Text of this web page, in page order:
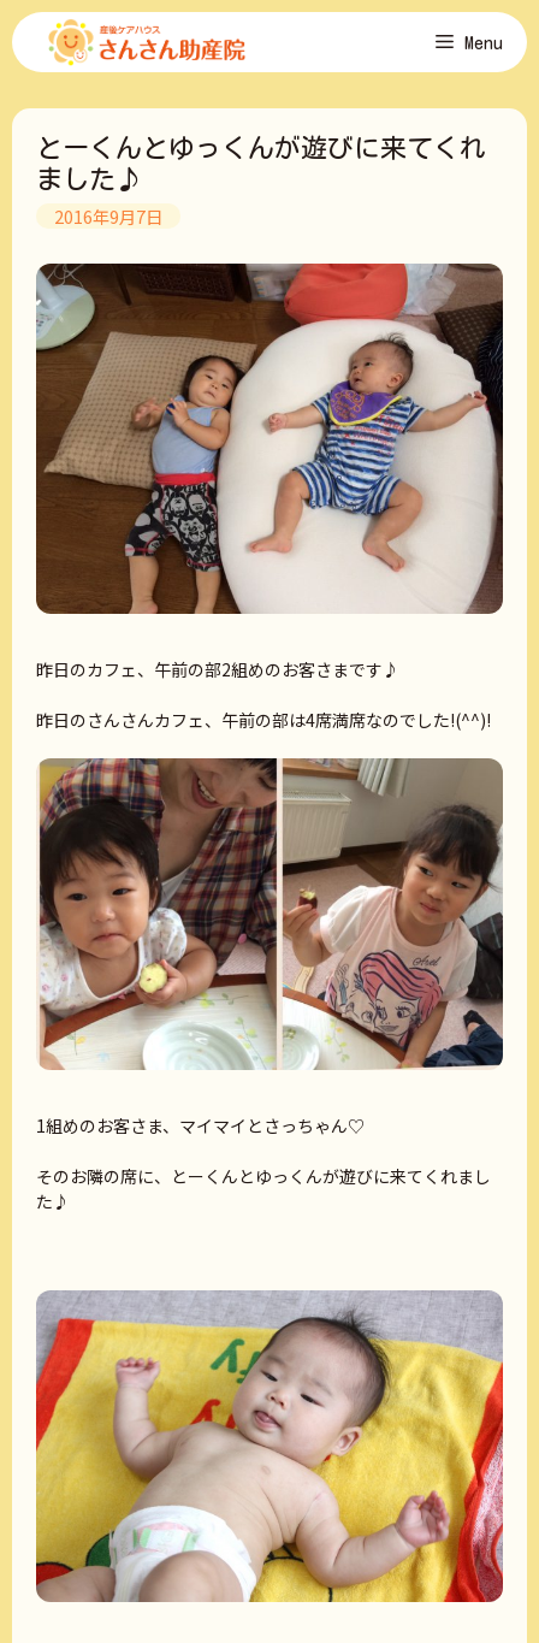
コ
ン
ツ
Menu
とーくんとゆっくんが遊びに来てくれ
ました♪
2016年9月7日
昨日のカフェ、午前の部2組めのお客さまです♪
昨日のさんさんカフェ、午前の部は4席満席なのでした!(^^)!
1組めのお客さま、マイマイとさっちゃん♡
そのお隣の席に、とーくんとゆっくんが遊びに来てくれまし
た♪